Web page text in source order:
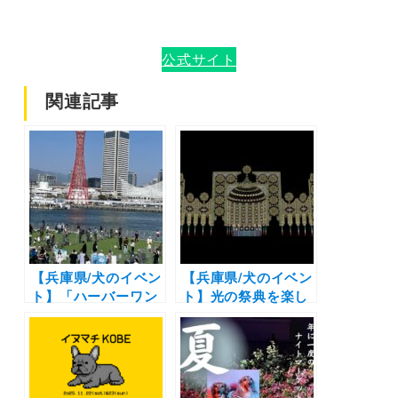
公式サイト
関連記事
【兵庫県/犬のイベン
ト】「ハーバーワン
ダーランド」（神戸
ハーバーランド高浜
岸壁）2/28〜3/29
【兵庫県/犬のイベン
ト】光の祭典を楽し
もう！「第31回 神
戸ルミナリエ」（東
遊園地・旧外国人居
留地・メリケンパー
ク）1/30〜2/8